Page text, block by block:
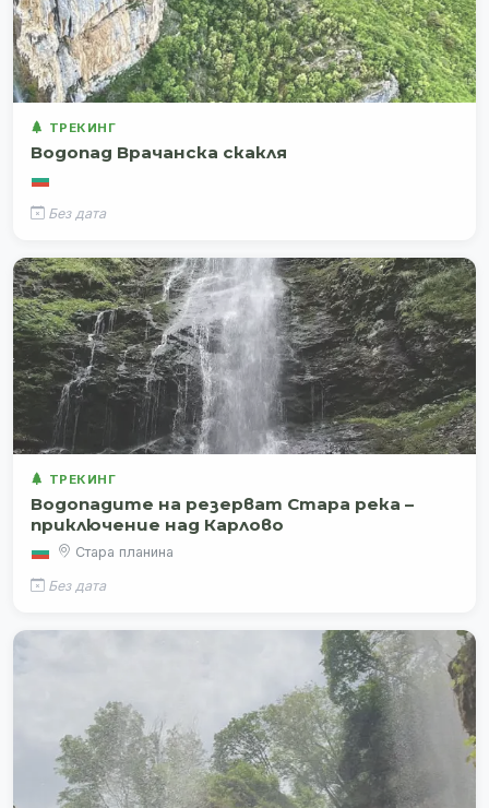
ТРЕКИНГ
Водопад Врачанска скакля
Без дата
ТРЕКИНГ
Водопадите на резерват Стара река –
приключение над Карлово
Стара планина
Без дата